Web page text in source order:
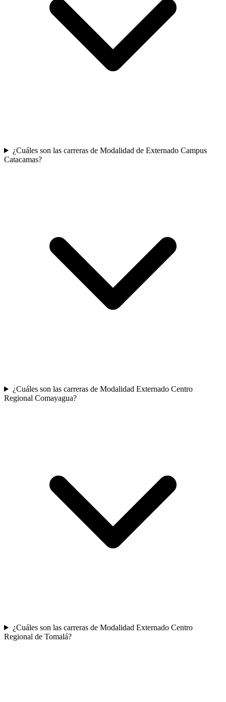
¿Cuáles son las carreras de Modalidad de Externado Campus
Catacamas?
¿Cuáles son las carreras de Modalidad Externado Centro
Regional Comayagua?
¿Cuáles son las carreras de Modalidad Externado Centro
Regional de Tomalá?